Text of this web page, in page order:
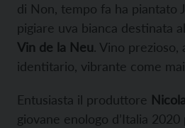
di Non, tempo fa ha piantato
pigiare uva bianca destinata
Vin de la Neu. Vino prezioso,
identitario, vibrante come
Entusiasta il produttore
giovane enologo d’Italia